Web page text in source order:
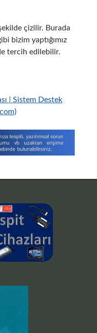
çizilir. Burada
bizim yaptığımız
tercih edilebilir.
| Sistem Destek